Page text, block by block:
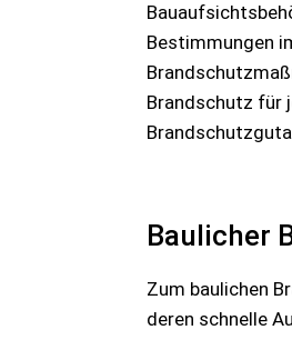
Bestimmungen
Brandschutz für
Baulicher
Zum baulichen
deren schnelle